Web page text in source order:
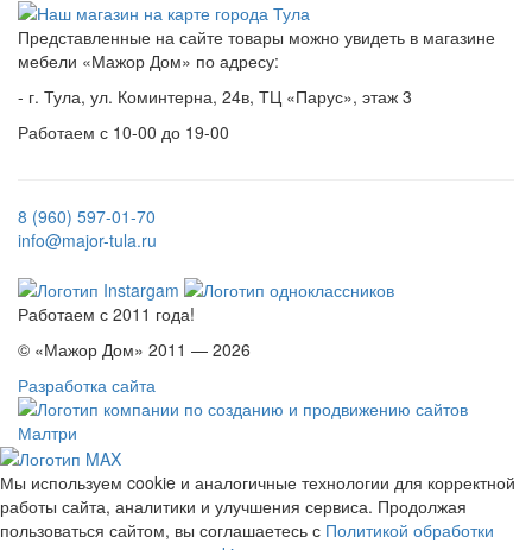
Представленные на сайте товары можно увидеть в магазине
мебели «Мажор Дом» по адресу:
- г. Тула, ул. Коминтерна, 24в, ТЦ «Парус», этаж 3
Работаем с 10-00 до 19-00
8 (960) 597-01-70
info@major-tula.ru
Работаем с 2011 года!
© «Мажор Дом» 2011 — 2026
Разработка сайта
Мы используем cookie и аналогичные технологии для корректной
работы сайта, аналитики и улучшения сервиса. Продолжая
пользоваться сайтом, вы соглашаетесь с Политикой обработки